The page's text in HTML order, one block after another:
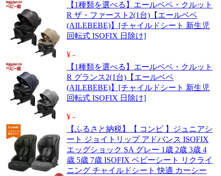
【1種類を選べる】エールベベ・クルット
R ザ・ファースト2(1台)【エールベベ
(AILEBEBE)】[チャイルドシート 新生児
回転式 ISOFIX 日除け]
¥ -
【1種類を選べる】エールベベ・クルット
R グランス2(1台)【エールベベ
(AILEBEBE)】[チャイルドシート 新生児
回転式 ISOFIX 日除け]
¥ -
【ふるさと納税】【 コンビ 】ジュニアシ
ート ジョイトリップ アドバンス ISOFIX
エッグショック SA グレー 1歳 2歳 3歳 4
歳 5歳 7歳 ISOFIX ベビーシート リクライ
ニング チャイルドシート 快適 カーシー